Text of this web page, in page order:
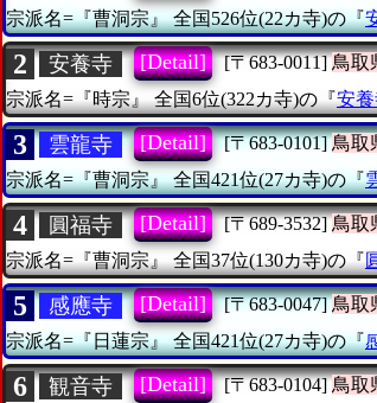
宗派名=『曹洞宗』 全国526位(22カ寺)の『
2 安養寺 [Detail] [〒683-0011] 鳥取
宗派名=『時宗』
全国6位(322カ寺)の『安
3 雲龍寺 [Detail] [〒683-0101] 鳥取
宗派名=『曹洞宗』 全国421位(27カ寺)の『
4 圓福寺 [Detail] [〒689-3532] 鳥取
宗派名=『曹洞宗』
全国37位(130カ寺)の『
5 感應寺 [Detail] [〒683-0047] 鳥取
宗派名=『日蓮宗』 全国421位(27カ寺)の『
6 観音寺 [Detail] [〒683-0104] 鳥取